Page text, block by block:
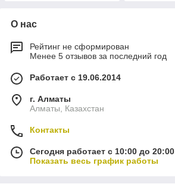
О нас
Рейтинг не сформирован
Менее 5 отзывов за последний год
Работает с 19.06.2014
г. Алматы
Алматы, Казахстан
Контакты
Сегодня работает с 10:00 до 20:00
Показать весь график работы